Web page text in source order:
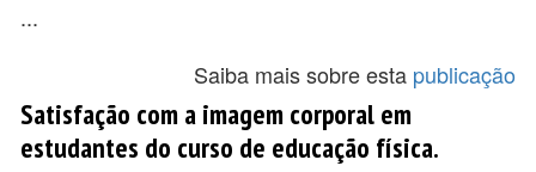
...
Saiba mais sobre esta publicação
Satisfação com a imagem corporal em
estudantes do curso de educação física.